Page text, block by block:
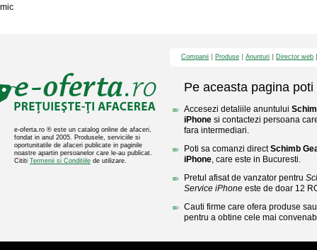
mic
e-oferta.ro ® este un catalog online de afaceri,
fondat in anul 2005. Produsele, serviciile si
oportunitatile de afaceri publicate in paginile
noastre apartin persoanelor care le-au publicat.
Cititi Termenii si Conditiile de utilizare.
Companii Produse Anunturi Director web
Pe aceasta pagina poti
Accesezi detaliile anuntului
iPhone si contactezi persoana
fara intermediari.
Poti sa comanzi directSchimb
iPhone, care este in Bucuresti.
Pretul afisat de vanzator pentru
Service iPhone este de doar 12
Cauti firme care ofera produse
pentru a obtine cele mai